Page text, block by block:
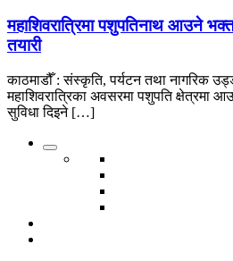
महाशिवरात्रिमा पशुपतिनाथ आउने
तयारी
काठमाडौँ : संस्कृति, पर्यटन तथा नागरिक
महाशिवरात्रिका अवसरमा पशुपति क्षेत्रमा
सुविधा दिइने […]